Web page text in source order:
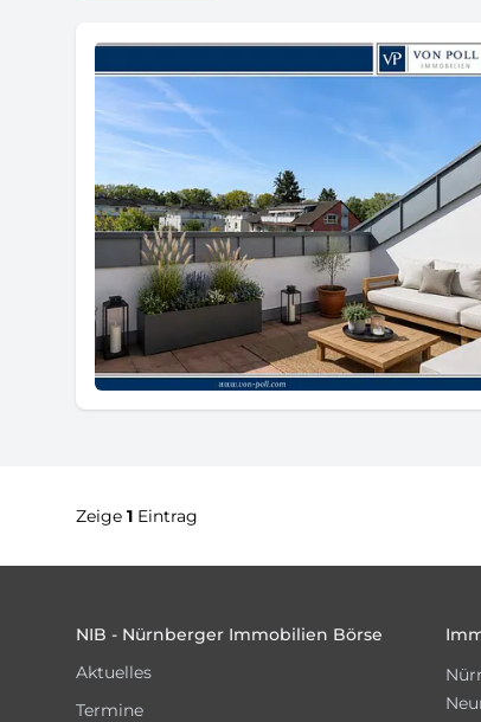
Zeige 1 Eintrag
NIB - Nürnberger Immobilien Börse
Aktuelles
Termine